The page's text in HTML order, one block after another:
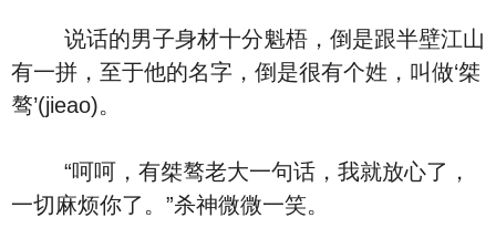
说话的男子身材十分魁梧，倒是跟半壁江山
有一拼，至于他的名字，倒是很有个姓，叫做‘桀
骜’(jieao)。
“呵呵，有桀骜老大一句话，我就放心了，
一切麻烦你了。”杀神微微一笑。